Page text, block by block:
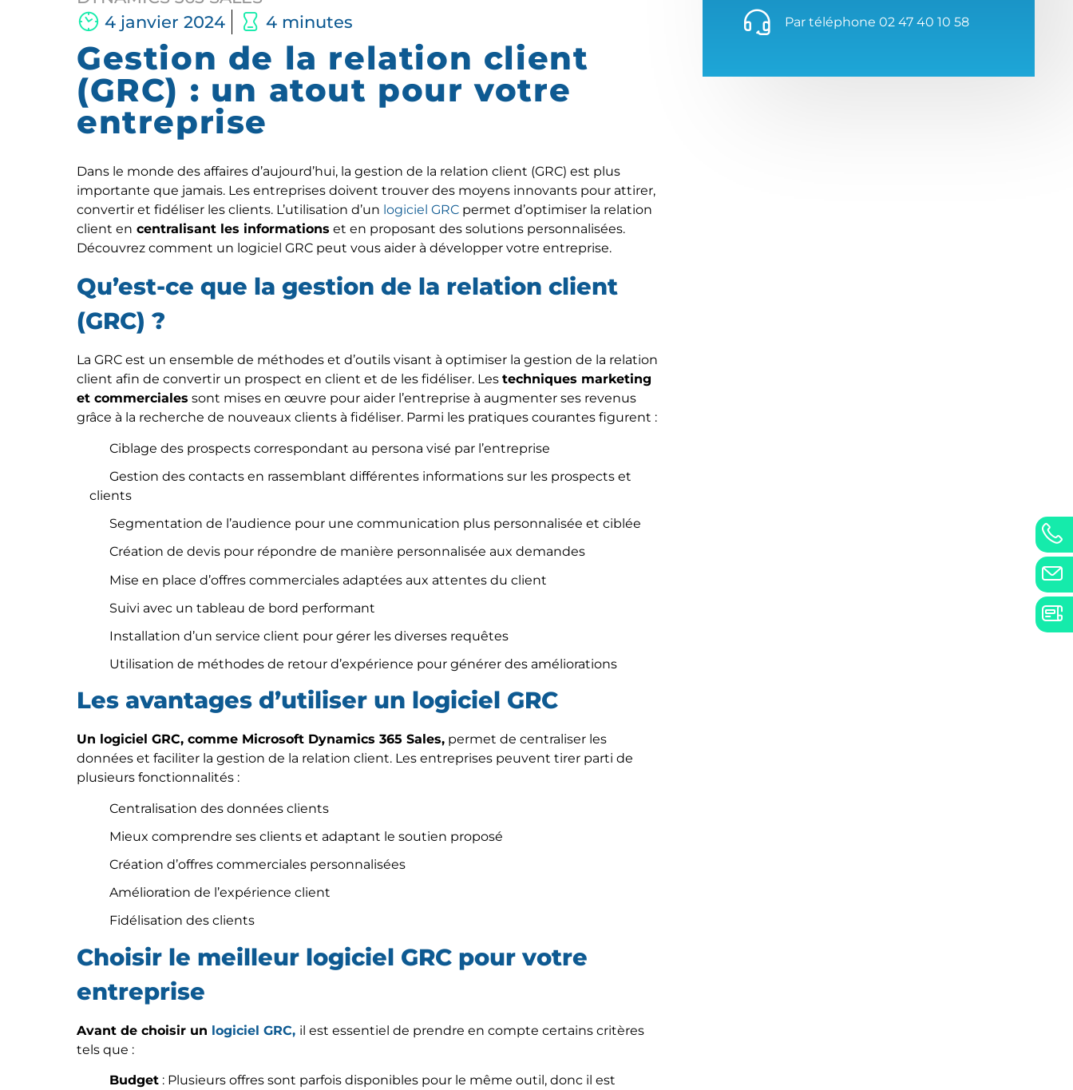
4 janvier 2024
4 minutes
Gestion de la relation client
(GRC) : un atout pour votre
entreprise
Dans le monde des affaires d’aujourd’hui, la gestion de la relation client (GRC) est plus
importante que jamais. Les entreprises doivent trouver des moyens innovants pour attirer,
convertir et fidéliser les clients. L’utilisation d’un logiciel GRC permet d’optimiser la relation
client en centralisant les informations et en proposant des solutions personnalisées.
Découvrez comment un logiciel GRC peut vous aider à développer votre entreprise.
Qu’est-ce que la gestion de la relation client
(GRC) ?
La GRC est un ensemble de méthodes et d’outils visant à optimiser la gestion de la relation
client afin de convertir un prospect en client et de les fidéliser. Les techniques marketing
et commerciales sont mises en œuvre pour aider l’entreprise à augmenter ses revenus
grâce à la recherche de nouveaux clients à fidéliser. Parmi les pratiques courantes figurent :
Ciblage des prospects correspondant au persona visé par l’entreprise
Gestion des contacts en rassemblant différentes informations sur les prospects et
clients
Segmentation de l’audience pour une communication plus personnalisée et ciblée
Création de devis pour répondre de manière personnalisée aux demandes
Mise en place d’offres commerciales adaptées aux attentes du client
Suivi avec un tableau de bord performant
Installation d’un service client pour gérer les diverses requêtes
Utilisation de méthodes de retour d’expérience pour générer des améliorations
Les avantages d’utiliser un logiciel GRC
Un logiciel GRC, comme Microsoft Dynamics 365 Sales, permet de centraliser les
données et faciliter la gestion de la relation client. Les entreprises peuvent tirer parti de
plusieurs fonctionnalités :
Centralisation des données clients
Mieux comprendre ses clients et adaptant le soutien proposé
Création d’offres commerciales personnalisées
Amélioration de l’expérience client
Fidélisation des clients
Choisir le meilleur logiciel GRC pour votre
entreprise
Avant de choisir un logiciel GRC, il est essentiel de prendre en compte certains critères
tels que :
Budget : Plusieurs offres sont parfois disponibles pour le même outil, donc il est
Par téléphone 02 47 40 10 58